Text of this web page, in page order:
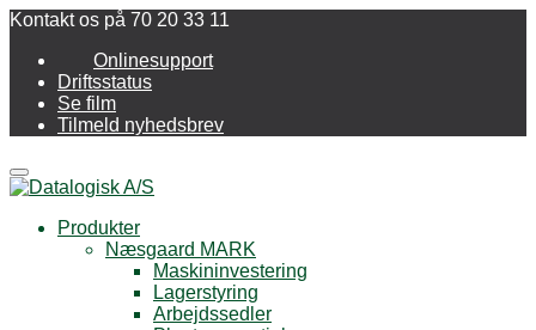
Kontakt os på 70 20 33 11
Onlinesupport
Driftsstatus
Se film
Tilmeld nyhedsbrev
Menu
Produkter
Næsgaard MARK
Maskininvestering
Lagerstyring
Arbejdssedler